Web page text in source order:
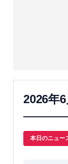
2026年
本日のニュー